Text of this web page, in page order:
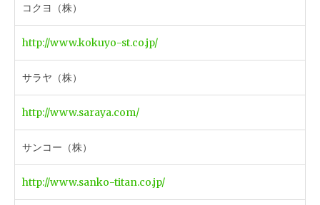
コクヨ（株）
http://www.kokuyo-st.co.jp/
サラヤ（株）
http://www.saraya.com/
サンコー（株）
http://www.sanko-titan.co.jp/